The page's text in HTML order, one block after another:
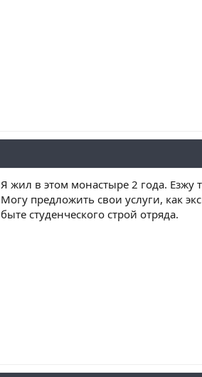
Я жил в этом монастыре 2 года. Езжу
Могу предложить свои услуги, как
быте студенческого строй отряда.